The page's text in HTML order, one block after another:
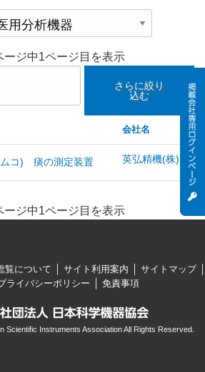
ージ中1ページ目を表示
さらに絞り
込む
会社名
コ) 痰の測定装置 英弘精機(株)
ージ中1ページ目を表示
覧について サイト利用案内
サイトマップ
ライバシーポリシー
免責事項
Scientific Instruments Association All Rights Reserved.